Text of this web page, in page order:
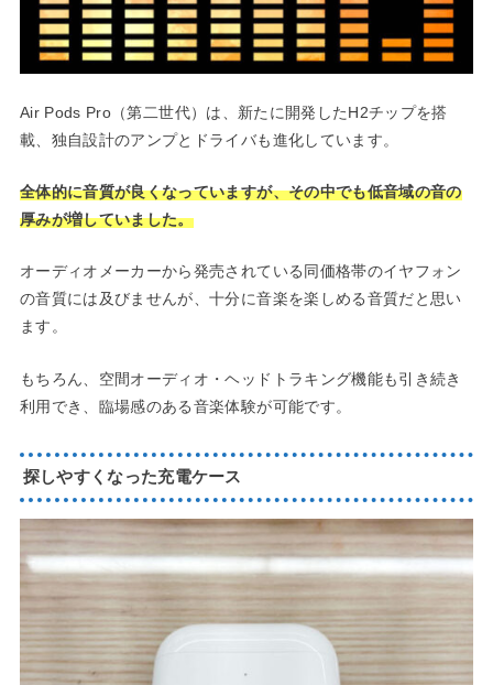
Air Pods Pro（第二世代）は、新たに開発したH2チップを搭
載、独自設計のアンプとドライバも進化しています。
全体的に音質が良くなっていますが、その中でも低音域の音の
厚みが増していました。
オーディオメーカーから発売されている同価格帯のイヤフォン
の音質には及びませんが、十分に音楽を楽しめる音質だと思い
ます。
もちろん、空間オーディオ・ヘッドトラキング機能も引き続き
利用でき、臨場感のある音楽体験が可能です。
探しやすくなった充電ケース